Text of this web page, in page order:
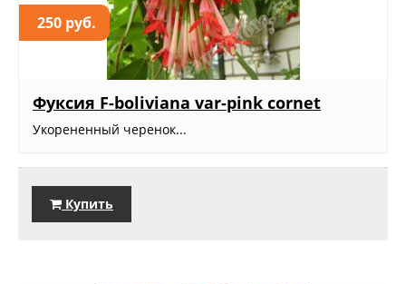
250 руб.
Фуксия F-boliviana var-pink cornet
Укорененный черенок...
Купить